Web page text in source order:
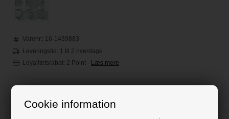
Cookie information
Varenr.: 16-1439883
Leveringstid: 1 til 2 hverdage
Loyalitetsrabat: 2 Point - Læs mere
75,00DKK